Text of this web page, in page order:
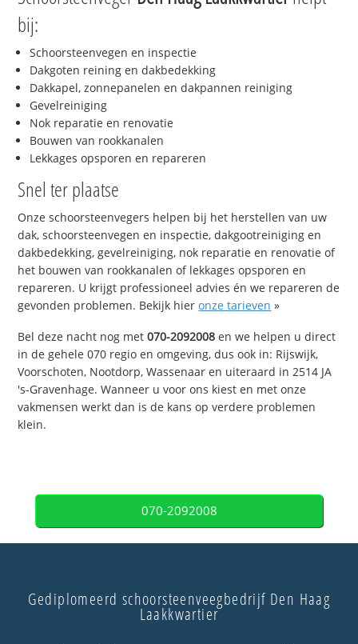
bij:
Schoorsteenvegen en inspectie
Dakgoten reining en dakbedekking
Dakkapel, zonnepanelen en dakpannen reiniging
Gevelreiniging
Nok reparatie en renovatie
Bouwen van rookkanalen
Lekkages opsporen en repareren
Snel ter plaatse
Onze schoorsteenvegers helpen bij het herstellen van uw
dak, schoorsteenvegen en inspectie, dakgootreiniging en
dakbedekking, gevelreiniging, nok reparatie en renovatie of
het bouwen van rookkanalen of lekkages opsporen en
repareren. U krijgt professioneel advies én we repareren de
gevonden problemen. Bekijk hieronze tarieven »
Bel deze nacht nog met070-2092008 en we helpen u direct
in de gehele 070 regio en omgeving, dus ook in: Rijswijk,
Voorschoten, Nootdorp, Wassenaar en uiteraard in 2514 JA
's-Gravenhage. Wanneer u voor ons kiest en met onze
vakmensen werkt dan is de kans op verdere problemen
klein.
070-2092008
Gediplomeerd schoorsteenveegbedrijf Den Haag
Laakkwartier